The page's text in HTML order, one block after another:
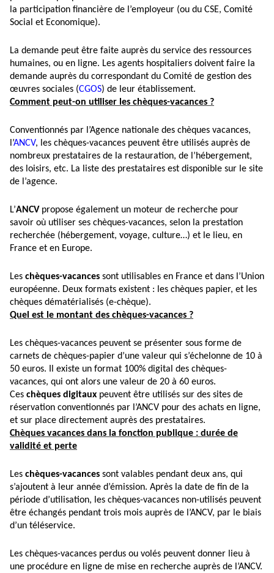
la participation financière de l’employeur (ou du CSE, Comité
Social et Economique).
La demande peut être faite auprès du service des ressources
humaines, ou en ligne. Les agents hospitaliers doivent faire la
demande auprès du correspondant du Comité de gestion des
œuvres sociales (CGOS) de leur établissement.
Comment peut-on utiliser les chèques-vacances ?
Conventionnés par l’Agence nationale des chèques vacances,
l’ANCV, les chèques-vacances peuvent être utilisés auprès de
nombreux prestataires de la restauration, de l’hébergement,
des loisirs, etc. La liste des prestataires est disponible sur le site
de l’agence.
L’ANCV propose également un moteur de recherche pour
savoir où utiliser ses chèques-vacances, selon la prestation
recherchée (hébergement, voyage, culture…) et le lieu, en
France et en Europe.
Les chèques-vacances sont utilisables en France et dans l’Union
européenne. Deux formats existent : les chèques papier, et les
chèques dématérialisés (e-chèque).
Quel est le montant des chèques-vacances ?
Les chèques-vacances peuvent se présenter sous forme de
carnets de chèques-papier d’une valeur qui s’échelonne de 10 à
50 euros. Il existe un format 100% digital des chèques-
vacances, qui ont alors une valeur de 20 à 60 euros.
Ces chèques digitaux peuvent être utilisés sur des sites de
réservation conventionnés par l’ANCV pour des achats en ligne,
et sur place directement auprès des prestataires.
Chèques vacances dans la fonction publique : durée de
validité et perte
Les chèques-vacances sont valables pendant deux ans, qui
s’ajoutent à leur année d’émission. Après la date de fin de la
période d’utilisation, les chèques-vacances non-utilisés peuvent
être échangés pendant trois mois auprès de l’ANCV, par le biais
d’un téléservice.
Les chèques-vacances perdus ou volés peuvent donner lieu à
une procédure en ligne de mise en recherche auprès de l’ANCV.